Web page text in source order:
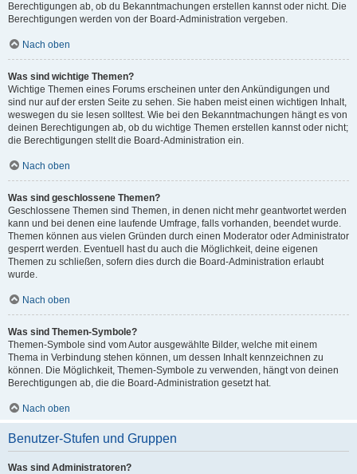
Berechtigungen ab, ob du Bekanntmachungen erstellen kannst oder nicht. Die
Berechtigungen werden von der Board-Administration vergeben.
Nach oben
Was sind wichtige Themen?
Wichtige Themen eines Forums erscheinen unter den Ankündigungen und
sind nur auf der ersten Seite zu sehen. Sie haben meist einen wichtigen Inhalt,
weswegen du sie lesen solltest. Wie bei den Bekanntmachungen hängt es von
deinen Berechtigungen ab, ob du wichtige Themen erstellen kannst oder nicht;
die Berechtigungen stellt die Board-Administration ein.
Nach oben
Was sind geschlossene Themen?
Geschlossene Themen sind Themen, in denen nicht mehr geantwortet werden
kann und bei denen eine laufende Umfrage, falls vorhanden, beendet wurde.
Themen können aus vielen Gründen durch einen Moderator oder Administrator
gesperrt werden. Eventuell hast du auch die Möglichkeit, deine eigenen
Themen zu schließen, sofern dies durch die Board-Administration erlaubt
wurde.
Nach oben
Was sind Themen-Symbole?
Themen-Symbole sind vom Autor ausgewählte Bilder, welche mit einem
Thema in Verbindung stehen können, um dessen Inhalt kennzeichnen zu
können. Die Möglichkeit, Themen-Symbole zu verwenden, hängt von deinen
Berechtigungen ab, die die Board-Administration gesetzt hat.
Nach oben
Benutzer-Stufen und Gruppen
Was sind Administratoren?